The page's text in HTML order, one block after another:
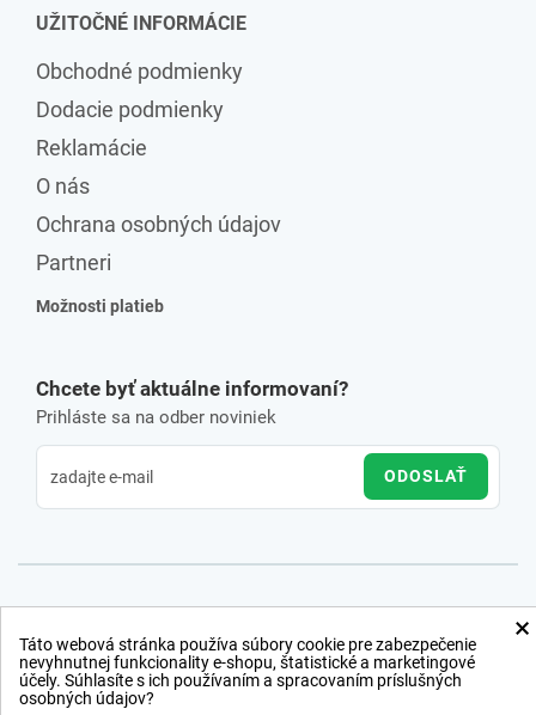
UŽITOČNÉ INFORMÁCIE
Obchodné podmienky
Dodacie podmienky
Reklamácie
O nás
Ochrana osobných údajov
Partneri
Možnosti platieb
Chcete byť aktuálne informovaní?
Prihláste sa na odber noviniek
ODOSLAŤ
×
Táto webová stránka používa súbory cookie pre zabezpečenie
nevyhnutnej funkcionality e-shopu, štatistické a marketingové
účely. Súhlasíte s ich používaním a spracovaním príslušných
osobných údajov?